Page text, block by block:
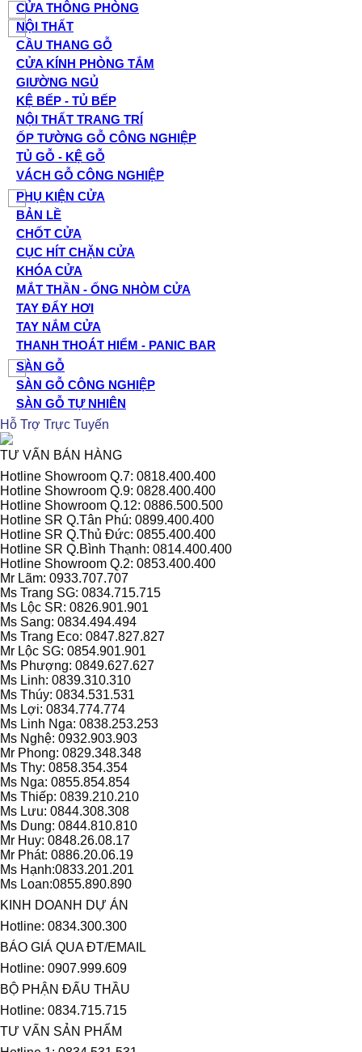
CỬA THÔNG PHÒNG
NỘI THẤT
CẦU THANG GỖ
CỬA KÍNH PHÒNG TẮM
GIƯỜNG NGỦ
KỆ BẾP - TỦ BẾP
NỘI THẤT TRANG TRÍ
ỐP TƯỜNG GỖ CÔNG NGHIỆP
TỦ GỖ - KỆ GỖ
VÁCH GỖ CÔNG NGHIỆP
PHỤ KIỆN CỬA
BẢN LỀ
CHỐT CỬA
CỤC HÍT CHẶN CỬA
KHÓA CỬA
MẮT THẦN - ỐNG NHÒM CỬA
TAY ĐẨY HƠI
TAY NẮM CỬA
THANH THOÁT HIỂM - PANIC BAR
SÀN GỖ
SÀN GỖ CÔNG NGHIỆP
SÀN GỖ TỰ NHIÊN
Hỗ Trợ Trực Tuyến
TƯ VẤN BÁN HÀNG
Hotline Showroom Q.7: 0818.400.400
Hotline Showroom Q.9: 0828.400.400
Hotline Showroom Q.12: 0886.500.500
Hotline SR Q.Tân Phú: 0899.400.400
Hotline SR Q.Thủ Đức: 0855.400.400
Hotline SR Q.Bình Thạnh: 0814.400.400
Hotline Showroom Q.2: 0853.400.400
Mr Lãm: 0933.707.707
Ms Trang SG: 0834.715.715
Ms Lộc SR: 0826.901.901
Ms Sang: 0834.494.494
Ms Trang Eco: 0847.827.827
Mr Lộc SG: 0854.901.901
Ms Phượng: 0849.627.627
Ms Linh: 0839.310.310
Ms Thúy: 0834.531.531
Ms Lợi: 0834.774.774
Ms Linh Nga: 0838.253.253
Ms Nghệ: 0932.903.903
Mr Phong: 0829.348.348
Ms Thy: 0858.354.354
Ms Nga: 0855.854.854
Ms Thiếp: 0839.210.210
Ms Lưu: 0844.308.308
Ms Dung: 0844.810.810
Mr Huy: 0848.26.08.17
Mr Phát: 0886.20.06.19
Ms Hạnh:0833.201.201
Ms Loan:0855.890.890
KINH DOANH DỰ ÁN
Hotline: 0834.300.300
BÁO GIÁ QUA ĐT/EMAIL
Hotline: 0907.999.609
BỘ PHẬN ĐẤU THẦU
Hotline: 0834.715.715
TƯ VẤN SẢN PHẨM